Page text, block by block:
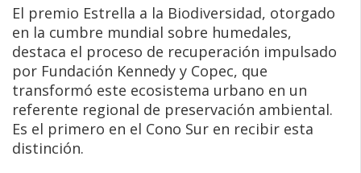
El premio Estrella a la Biodiversidad, otorgado
en la cumbre mundial sobre humedales,
destaca el proceso de recuperación impulsado
por Fundación Kennedy y Copec, que
transformó este ecosistema urbano en un
referente regional de preservación ambiental.
Es el primero en el Cono Sur en recibir esta
distinción.